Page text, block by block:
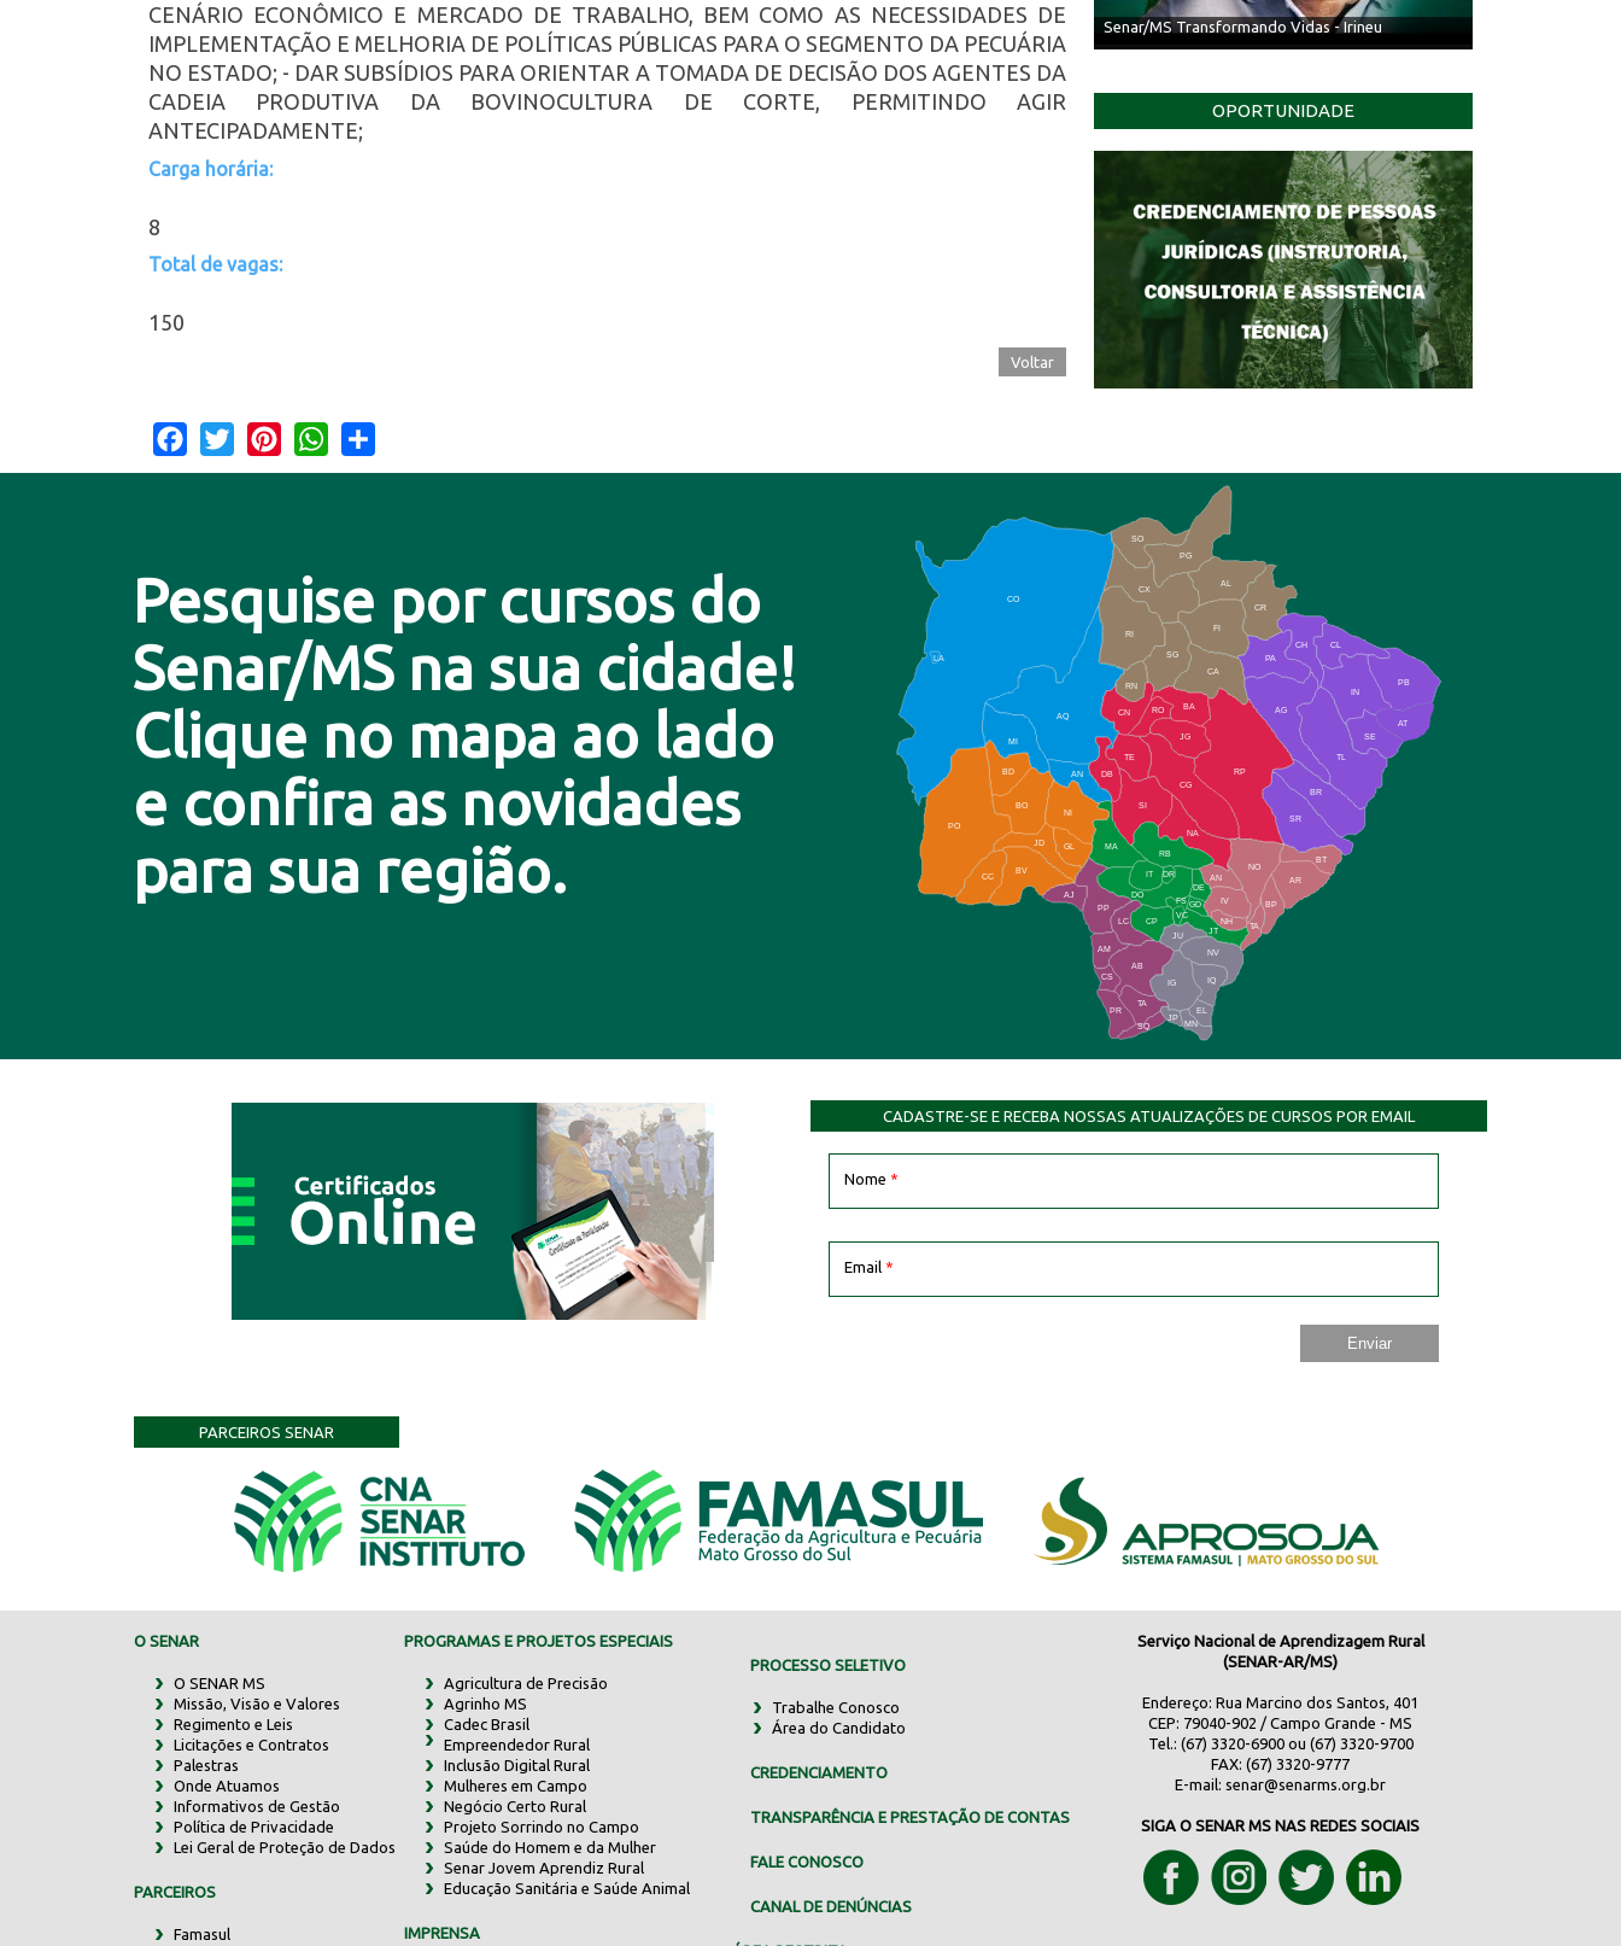
Senar/MS Transformando Vidas - Irineu
OPORTUNIDADE
CENÁRIO ECONÔMICO E MERCADO DE TRABALHO, BEM COMO AS NECESSIDADES DE
IMPLEMENTAÇÃO E MELHORIA DE POLÍTICAS PÚBLICAS PARA O SEGMENTO DA PECUÁRIA
NO ESTADO; - DAR SUBSÍDIOS PARA ORIENTAR A TOMADA DE DECISÃO DOS AGENTES DA
CADEIA PRODUTIVA DA BOVINOCULTURA DE CORTE, PERMITINDO AGIR
ANTECIPADAMENTE;
Carga horária:
8
Total de vagas:
150
Voltar
Facebook
Twitter PinterestWhatsApp
Pesquise por cursos do
Senar/MS na sua cidade!
Clique no mapa ao lado
e confira as novidades
para sua região.
CO
AQ
MI
AN
CX
RI
AL
CR
FI
SG
BA
CA
PA
CH CL
PB
SE
TL
AG
BR
SR
BT
AR
RP
RO
JG
CG
SI
NA
TA
NH
JT
RB
MA
IT
DR
DO
CP
JU
NV
IQ
EL
BD
BO
NI
JD
PO
BV
CC
PP
AJ
LC
AM
AB
JP
DB
TE
CS
PR
TA
SQ
IG
MN
IN
NO
BP
RN
CN
GL
AN
IV
FS
VC
GD
DE
AT
PG
SO
LA
CADASTRE-SE E RECEBA NOSSAS ATUALIZAÇÕES DE CURSOS POR EMAIL
Nome *
Email *
PARCEIROS SENAR
O SENAR
O SENAR MS
Missão, Visão e Valores
Regimento e Leis
Licitações e Contratos
Palestras
Onde Atuamos
Informativos de Gestão
Política de Privacidade
Lei Geral de Proteção de Dados
PARCEIROS
Famasul
PROGRAMAS E PROJETOS ESPECIAIS
Agricultura de Precisão
Agrinho MS
Cadec Brasil
Empreendedor Rural
Inclusão Digital Rural
Mulheres em Campo
Negócio Certo Rural
Projeto Sorrindo no Campo
Saúde do Homem e da Mulher
Senar Jovem Aprendiz Rural
Educação Sanitária e Saúde Animal
IMPRENSA
PROCESSO SELETIVO
Trabalhe Conosco
Área do Candidato
CREDENCIAMENTO
TRANSPARÊNCIA E PRESTAÇÃO DE CONTAS
FALE CONOSCO
CANAL DE DENÚNCIAS
Serviço Nacional de Aprendizagem Rural
(SENAR-AR/MS)
Endereço: Rua Marcino dos Santos, 401
CEP: 79040-902 / Campo Grande - MS
Tel.: (67) 3320-6900 ou (67) 3320-9700
FAX: (67) 3320-9777
E-mail:senar@senarms.org.br
SIGA O SENAR MS NAS REDES SOCIAIS